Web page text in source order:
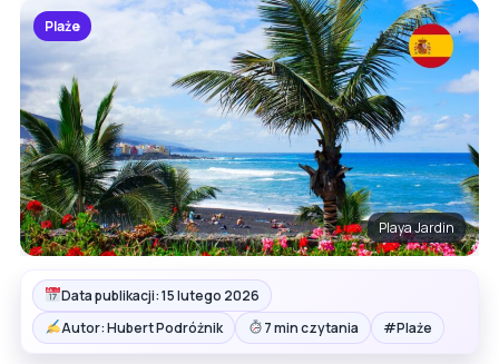
Plaże
Playa Jardin
Data publikacji: 15 lutego 2026
Autor: Hubert Podróżnik
7 min czytania #Plaże